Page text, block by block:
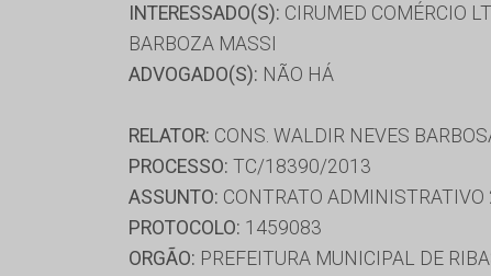
INTERESSADO(S): CIRUMED COMÉRCIO
BARBOZA MASSI
ADVOGADO(S): NÃO HÁ
RELATOR: CONS. WALDIR NEVES
PROCESSO: TC/18390/2013
ASSUNTO: CONTRATO ADMINISTRATIVO
PROTOCOLO: 1459083
ORGÃO: PREFEITURA MUNICIPAL DE